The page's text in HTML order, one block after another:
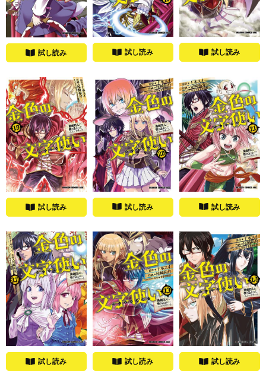
試し読み 試し読み 試し読み
試し読み 試し読み 試し読み
試し読み 試し読み 試し読み